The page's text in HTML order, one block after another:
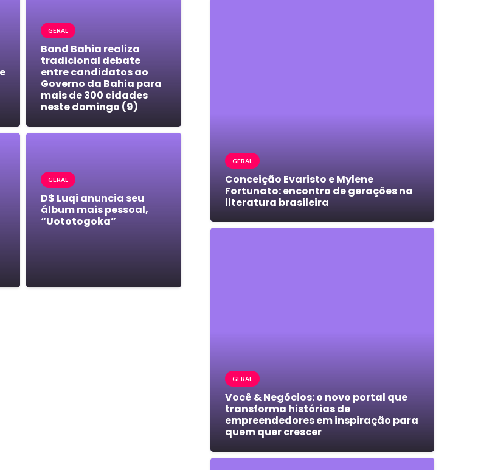
GERAL
Band Bahia realiza
tradicional debate
entre candidatos ao
Governo da Bahia para
mais de 300 cidades
neste domingo (9)
GERAL
D$ Luqi anuncia seu
álbum mais pessoal,
“Uototogoka”
GERAL
Conceição Evaristo e Mylene
Fortunato: encontro de gerações na
literatura brasileira
GERAL
Você & Negócios: o novo portal que
transforma histórias de
empreendedores em inspiração para
quem quer crescer